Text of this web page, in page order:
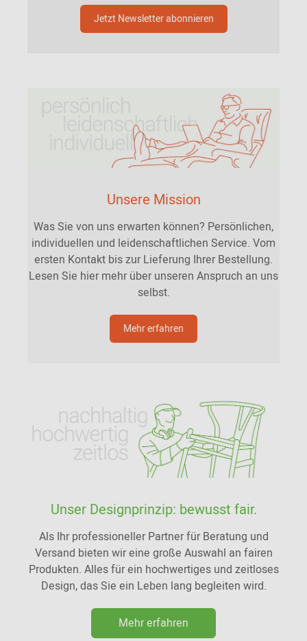
Jetzt Newsletter abonnieren
Unsere Mission
Was Sie von uns erwarten können? Persönlichen,
individuellen und leidenschaftlichen Service. Vom
ersten Kontakt bis zur Lieferung Ihrer Bestellung.
Lesen Sie hier mehr über unseren Anspruch an uns
selbst.
Mehr erfahren
Unser Designprinzip: bewusst fair.
Als Ihr professioneller Partner für Beratung und
Versand bieten wir eine große Auswahl an fairen
Produkten. Alles für ein hochwertiges und zeitloses
Design, das Sie ein Leben lang begleiten wird.
Mehr erfahren